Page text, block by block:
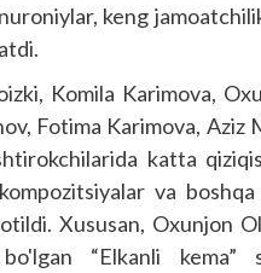
keng
Komila Karimova,
Fotima Karimova, Aziz
katta
va
Xususan, Oxunjon
“Elkanli kema”